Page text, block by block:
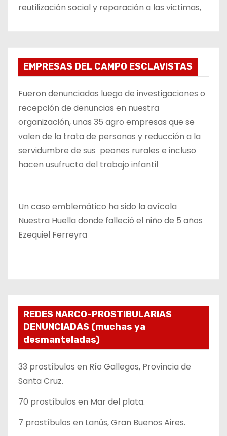
reutilización social y reparación a las victimas,
EMPRESAS DEL CAMPO ESCLAVISTAS
Fueron denunciadas luego de investigaciones o
recepción de denuncias en nuestra
organización, unas 35 agro empresas que se
valen de la trata de personas y reducción a la
servidumbre de sus peones rurales e incluso
hacen usufructo del trabajo infantil
Un caso emblemático ha sido la avícola
Nuestra Huella donde falleció el niño de 5 años
Ezequiel Ferreyra
REDES NARCO-PROSTIBULARIAS
DENUNCIADAS (muchas ya
desmanteladas)
33 prostíbulos en Río Gallegos, Provincia de
Santa Cruz.
70 prostíbulos en Mar del plata.
7 prostíbulos en Lanús, Gran Buenos Aires.